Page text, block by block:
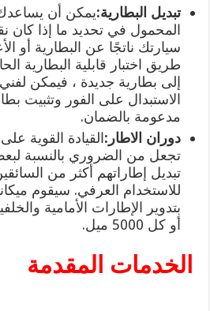
تبديل البطارية:يمكن أن
المحمول في تحديد ما إذا كان
سيارتك ناتجًا عن البطارية أو
طريق اختبار قابلية البطارية
إلى بطارية جديدة ، فيمكن
الاستبدال على الفور وتثبيت
مدعومة بالضمان.
دوران الاطار:القيادة القوية
تجعل من الضروري بالنسبة
تبديل إطاراتهم أكثر من
للاستخدام العرفي. سيقوم
بتدوير الإطارات الأمامية
أو كل 5000 ميل.
الخدمات المقدمة